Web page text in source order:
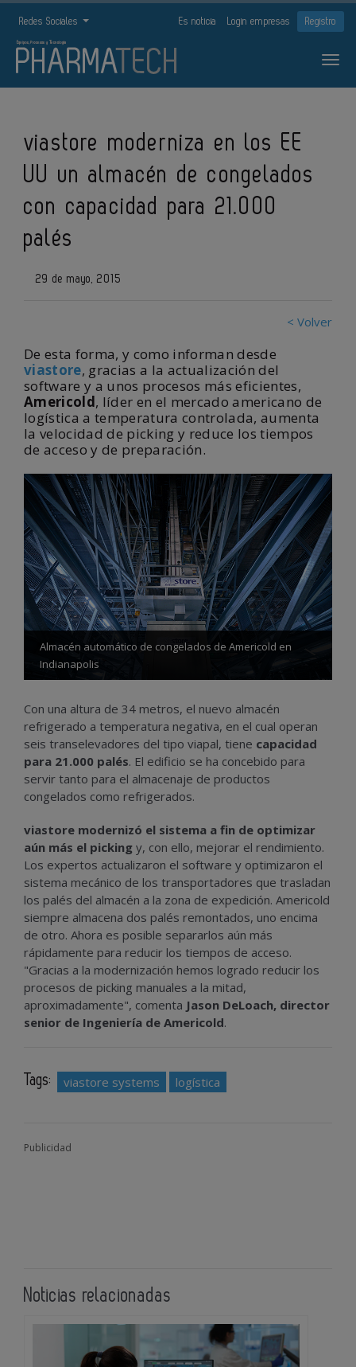
Redes Sociales Es noticia Login empresas Registro
viastore moderniza en los EE
UU un almacén de congelados
con capacidad para 21.000
palés
29 de mayo, 2015
< Volver
De esta forma, y como informan desde
viastore, gracias a la actualización del
software y a unos procesos más eficientes,
Americold, líder en el mercado americano de
logística a temperatura controlada, aumenta
la velocidad de picking y reduce los tiempos
de acceso y de preparación.
Almacén automático de congelados de Americold en
Indianapolis
Con una altura de 34 metros, el nuevo almacén
refrigerado a temperatura negativa, en el cual operan
seis transelevadores del tipo viapal, tiene capacidad
para 21.000 palés. El edificio se ha concebido para
servir tanto para el almacenaje de productos
congelados como refrigerados.
viastore modernizó el sistema a fin de optimizar
aún más el picking y, con ello, mejorar el rendimiento.
Los expertos actualizaron el software y optimizaron el
sistema mecánico de los transportadores que trasladan
los palés del almacén a la zona de expedición. Americold
siempre almacena dos palés remontados, uno encima
de otro. Ahora es posible separarlos aún más
rápidamente para reducir los tiempos de acceso.
"Gracias a la modernización hemos logrado reducir los
procesos de picking manuales a la mitad,
aproximadamente", comenta Jason DeLoach, director
senior de Ingeniería de Americold.
Tags: viastore systems logística
Publicidad
Noticias relacionadas